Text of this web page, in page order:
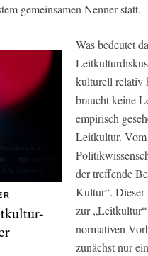
gemeinsamen Nenner statt.
Was bedeutet
kulturell relativ
braucht keine
empirisch
Leitkultur. Vom
der treffende
Kultur“. Dieser
zur
normativen
zunächst nur